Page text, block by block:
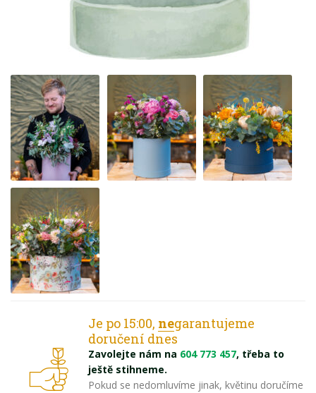
Je po 15:00, negarantujeme
doručení dnes
Zavolejte nám na 604 773 457, třeba to
ještě stihneme.
Pokud se nedomluvíme jinak, květinu doručíme